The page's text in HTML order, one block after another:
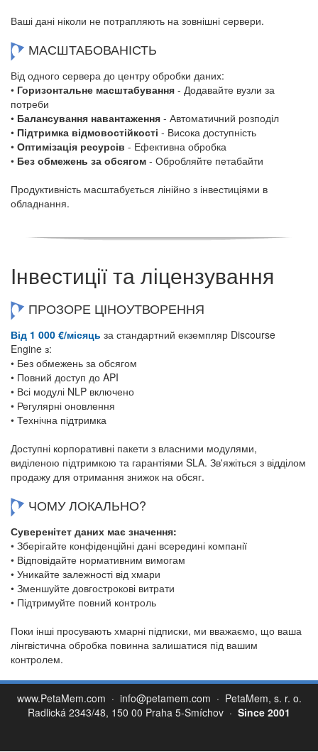
Ваші дані ніколи не потрапляють на зовнішні сервери.
МАСШТАБОВАНІСТЬ
Від одного сервера до центру обробки даних:
• Горизонтальне масштабування - Додавайте вузли за
потреби
• Балансування навантаження - Автоматичний розподіл
• Підтримка відмовостійкості - Висока доступність
• Оптимізація ресурсів - Ефективна обробка
• Без обмежень за обсягом - Обробляйте петабайти
Продуктивність масштабується лінійно з інвестиціями в
обладнання.
Інвестиції та ліцензування
ПРОЗОРЕ ЦІНОУТВОРЕННЯ
Від 1 000 €/місяць за стандартний екземпляр Discourse
Engine з:
• Без обмежень за обсягом
• Повний доступ до API
• Всі модулі NLP включено
• Регулярні оновлення
• Технічна підтримка
Доступні корпоративні пакети з власними модулями,
виділеною підтримкою та гарантіями SLA. Зв'яжіться з відділом
продажу для отримання знижок на обсяг.
ЧОМУ ЛОКАЛЬНО?
Суверенітет даних має значення:
• Зберігайте конфіденційні дані всередині компанії
• Відповідайте нормативним вимогам
• Уникайте залежності від хмари
• Зменшуйте довгострокові витрати
• Підтримуйте повний контроль
Поки інші просувають хмарні підписки, ми вважаємо, що ваша
лінгвістична обробка повинна залишатися під вашим
контролем.
www.PetaMem.com · info@petamem.com · PetaMem, s. r. o.
Radlická 2343/48, 150 00 Praha 5-Smíchov · Since 2001